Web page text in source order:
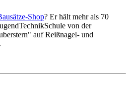
Shop? Er hält mehr als 70
von der
auf Reißnagel- und